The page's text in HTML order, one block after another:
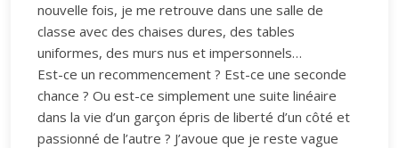
nouvelle fois, je me retrouve dans une salle de
classe avec des chaises dures, des tables
uniformes, des murs nus et impersonnels…
Est-ce un recommencement ? Est-ce une seconde
chance ? Ou est-ce simplement une suite linéaire
dans la vie d’un garçon épris de liberté d’un côté et
passionné de l’autre ? J’avoue que je reste vague